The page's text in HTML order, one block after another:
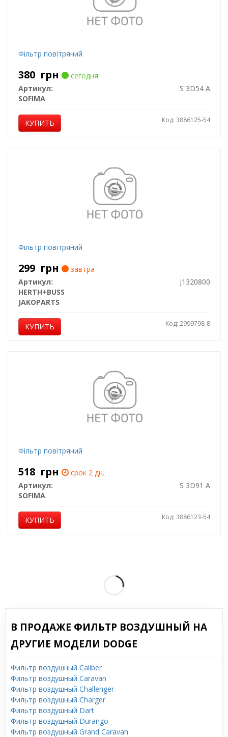
Фільтр повітряний
380 грн
сегодня
Артикул:
S 3D54 A
SOFIMA
КУПИТЬ Код: 3886125-54
Фільтр повітряний
299 грн
завтра
Артикул:
J1320800
HERTH+BUSS
JAKOPARTS
КУПИТЬ Код: 2999798-8
Фільтр повітряний
518 грн
срок 2 дн.
Артикул:
S 3D91 A
SOFIMA
КУПИТЬ Код: 3886123-54
В ПРОДАЖЕ ФИЛЬТР ВОЗДУШНЫЙ НА
ДРУГИЕ МОДЕЛИ DODGE
Фильтр воздушный Caliber
Фильтр воздушный Caravan
Фильтр воздушный Challenger
Фильтр воздушный Charger
Фильтр воздушный Dart
Фильтр воздушный Durango
Фильтр воздушный Grand Caravan